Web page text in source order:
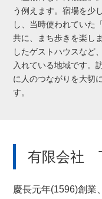
う例えます。宿場を少
し、当時使われていた
共に、まち歩きを楽し
したゲストハウスなど
入れている地域です。
に人のつながりを大切
す。
有限会社
慶長元年(1596)創業